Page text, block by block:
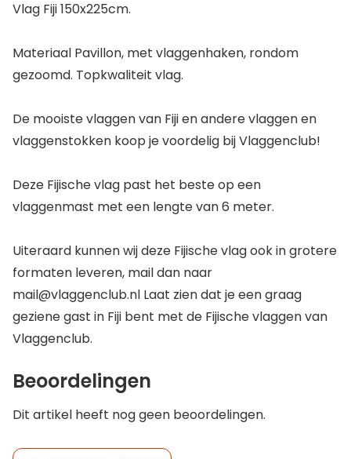
Vlag Fiji 150x225cm.
Materiaal Pavillon, met vlaggenhaken, rondom
gezoomd. Topkwaliteit vlag.
De mooiste vlaggen van Fiji en andere vlaggen en
vlaggenstokken koop je voordelig bij Vlaggenclub!
Deze Fijische vlag past het beste op een
vlaggenmast met een lengte van 6 meter.
Uiteraard kunnen wij deze Fijische vlag ook in grotere
formaten leveren, mail dan naar
mail@vlaggenclub.nl Laat zien dat je een graag
geziene gast in Fiji bent met de Fijische vlaggen van
Vlaggenclub.
Beoordelingen
Dit artikel heeft nog geen beoordelingen.